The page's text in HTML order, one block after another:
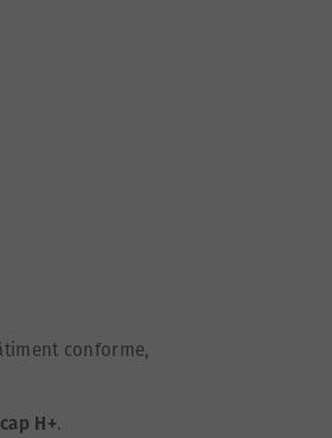
conforme,
H+.